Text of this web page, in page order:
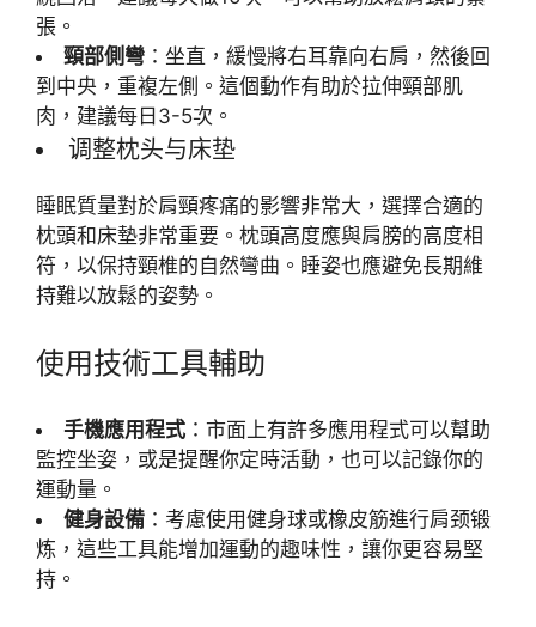
張。
頸部側彎 ：坐直，緩慢將右耳靠向右肩，然後回
到中央，重複左側。這個動作有助於拉伸頸部肌
肉，建議每日3-5次。
调整枕头与床垫
睡眠質量對於肩頸疼痛的影響非常大，選擇合適的
枕頭和床墊非常重要。枕頭高度應與肩膀的高度相
符，以保持頸椎的自然彎曲。睡姿也應避免長期維
持難以放鬆的姿勢。
使用技術工具輔助
手機應用程式 ：市面上有許多應用程式可以幫助
監控坐姿，或是提醒你定時活動，也可以記錄你的
運動量。
健身設備 ：考慮使用健身球或橡皮筋進行肩颈锻
炼，這些工具能增加運動的趣味性，讓你更容易堅
持。